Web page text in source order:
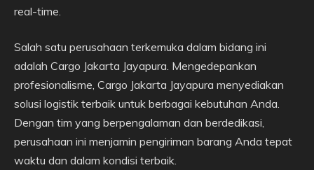
real-time.
Salah satu perusahaan terkemuka dalam bidang ini
adalah Cargo Jakarta Jayapura. Mengedepankan
profesionalisme, Cargo Jakarta Jayapura menyediakan
solusi logistik terbaik untuk berbagai kebutuhan Anda.
Dengan tim yang berpengalaman dan berdedikasi,
perusahaan ini menjamin pengiriman barang Anda tepat
waktu dan dalam kondisi terbaik.